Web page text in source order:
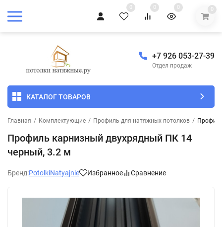
0 0 0 0
+7 926 053-27-39
Отдел продаж
КАТАЛОГ ТОВАРОВ
Главная / Комплектующие / Профиль для натяжных потолков /
Профиль карнизный двухрядный ПК 14
черный, 3.2 м
Бренд:PotolkiNatyajnie Избранное Сравнение